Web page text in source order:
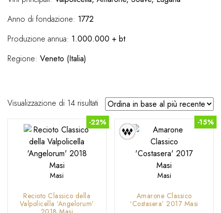
Anno di fondazione: 1772
Produzione annua: 1.000.000 + bt
Regione: Veneto (Italia)
Visualizzazione di 14 risultatiOrdina
in
base
-22%
Masi
Recioto Classico della
Valpolicella ‘Angelorum’
-15%
Masi
Amarone Classico
‘Costasera’ 2017 Masi